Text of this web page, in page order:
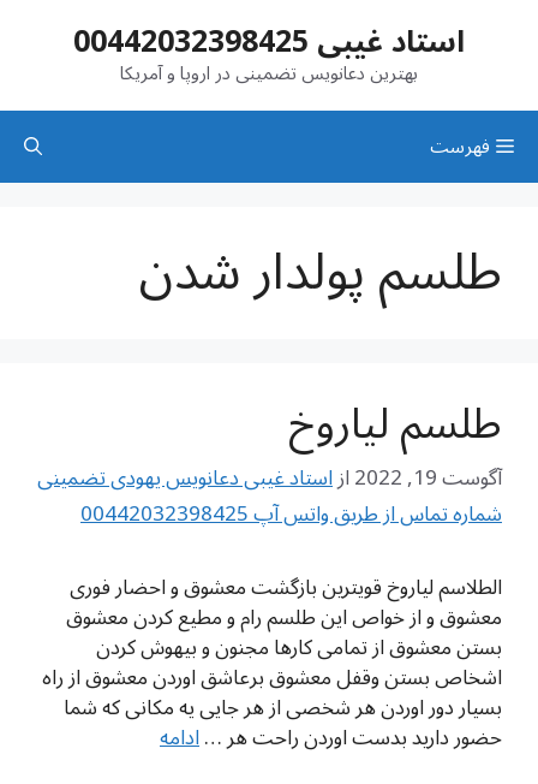
استاد غیبی 00442032398425
بهترین دعانویس تضمینی در اروپا و آمریکا
فهرست
طلسم پولدار شدن
طلسم لیاروخ
آگوست 19, 2022 ازاستاد غیبی دعانویس یهودی تضمینی
شماره تماس از طریق واتس آپ 00442032398425
الطلاسم لیاروخ قویترین بازگشت معشوق و احضار فوری
معشوق و از خواص این طلسم رام و مطیع کردن معشوق
بستن معشوق از تمامی کارها مجنون و بیهوش کردن
اشخاص بستن وقفل معشوق برعاشق اوردن معشوق از راه
بسیار دور اوردن هر شخصی از هر جایی یه مکانی که شما
حضور دارید بدست اوردن راحت هر …ادامه